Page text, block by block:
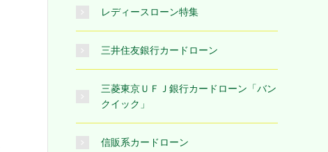
レディースローン特集
三井住友銀行カードローン
三菱東京ＵＦＪ銀行カードローン「バン
クイック」
信販系カードローン